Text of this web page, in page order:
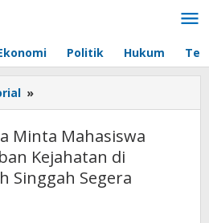
Politik Hukum
»
Kaltara
Mahasiswa
Kawal
Kasus
Minta Mahasiswa
Kejahatan di
Singgah Segera